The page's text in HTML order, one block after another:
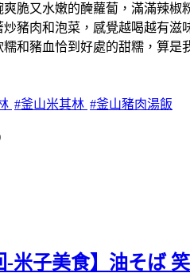
脆又水嫩的醃蘿蔔，滿滿辣
豬肉和泡菜，感覺越喝越有
和豬血恰到好處的甜糯，算
#釜山米其林 #釜山豬肉湯飯
-米子美食】油そば